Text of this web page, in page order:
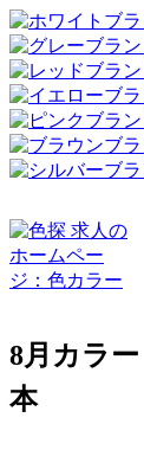
8月カラ
本